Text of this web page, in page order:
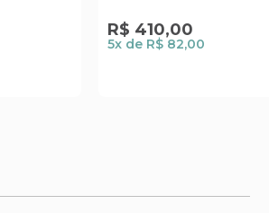
R$ 410,00
5x de R$ 82,00